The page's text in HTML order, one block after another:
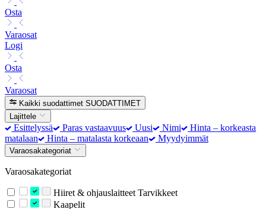
Osta
Varaosat
Logi
Osta
Varaosat
Kaikki suodattimet SUODATTIMET
Lajittele
Esittelyssä Paras vastaavuus Uusi Nimi
Hinta – korkeasta
matalaan
Hinta – matalasta korkeaan Myydyimmät
Varaosakategoriat
Varaosakategoriat
Hiiret & ohjauslaitteet Tarvikkeet
Kaapelit